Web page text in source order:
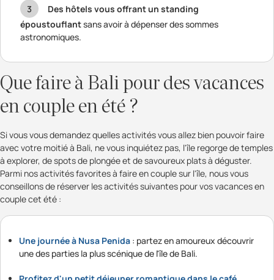
Des hôtels vous offrant un standing
époustouflantsans avoir à dépenser des sommes
astronomiques.
Que faire à Bali pour des vacances
en couple en été ?
Si vous vous demandez quelles activités vous allez bien pouvoir faire
avec votre moitié à Bali, ne vous inquiétez pas, l'île regorge de temples
à explorer, de spots de plongée et de savoureux plats à déguster.
Parmi nos activités favorites à faire en couple sur l'île, nous vous
conseillons de réserver les activités suivantes pour vos vacances en
couple cet été :
Une journée à Nusa Penida : partez en amoureux découvrir
une des parties la plus scénique de l'île de Bali.